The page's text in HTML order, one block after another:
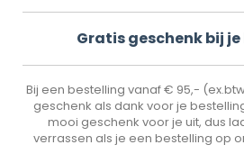
Gratis geschenk bij
Bij een bestelling vanaf € 95,-
geschenk als dank voor je
mooi geschenk voor je uit, dus
verrassen als je een bestelling op